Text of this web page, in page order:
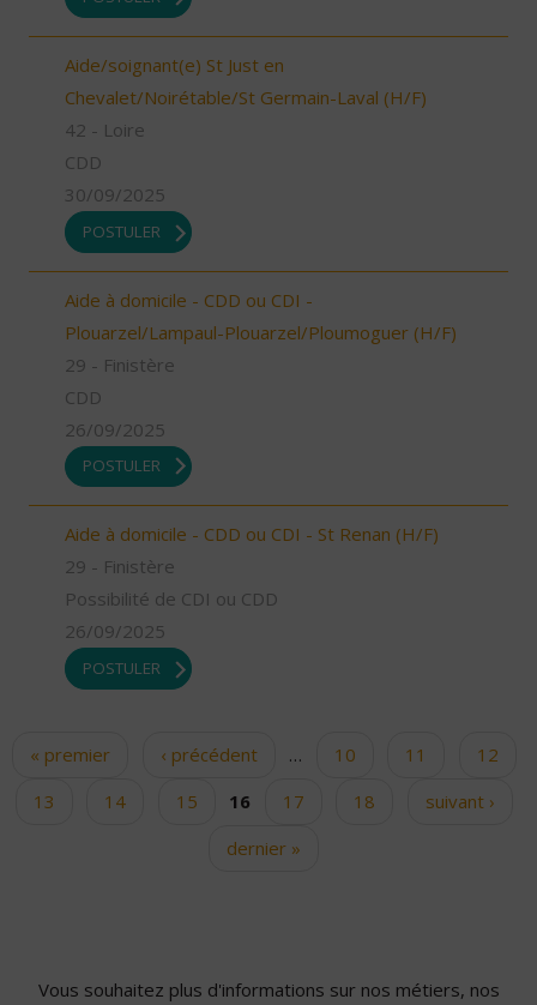
Aide/soignant(e) St Just en
Chevalet/Noirétable/St Germain-Laval (H/F)
42 - Loire
CDD
30/09/2025
POSTULER
Aide à domicile - CDD ou CDI -
Plouarzel/Lampaul-Plouarzel/Ploumoguer (H/F)
29 - Finistère
CDD
26/09/2025
POSTULER
Aide à domicile - CDD ou CDI - St Renan (H/F)
29 - Finistère
Possibilité de CDI ou CDD
26/09/2025
POSTULER
Pages
« premier ‹ précédent … 10 11
12
13
14 15 16 17 18
suivant ›
dernier »
Vous souhaitez plus d'informations sur nos métiers, nos